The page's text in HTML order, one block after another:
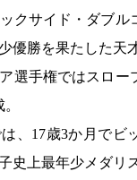
クサイド・ダブル
優勝を果たした天
選手権ではスロー
、17歳3か月でビ
史上最年少メダリ